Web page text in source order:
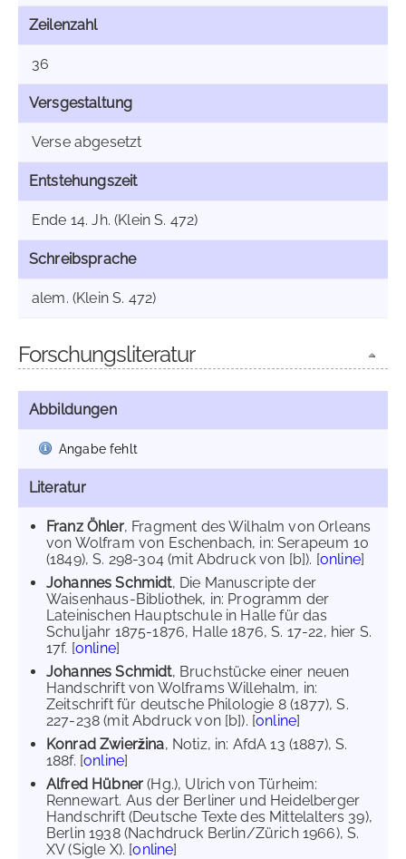
Zeilenzahl
36
Versgestaltung
Verse abgesetzt
Entstehungszeit
Ende 14. Jh. (Klein S. 472)
Schreibsprache
alem. (Klein S. 472)
Forschungsliteratur
Abbildungen
Angabe fehlt
Literatur
Franz Öhler, Fragment des Wilhalm von Orleans
von Wolfram von Eschenbach, in: Serapeum 10
(1849), S. 298-304 (mit Abdruck von [b]). [online]
Johannes Schmidt, Die Manuscripte der
Waisenhaus-Bibliothek, in: Programm der
Lateinischen Hauptschule in Halle für das
Schuljahr 1875-1876, Halle 1876, S. 17-22, hier S.
17f. [online]
Johannes Schmidt, Bruchstücke einer neuen
Handschrift von Wolframs Willehalm, in:
Zeitschrift für deutsche Philologie 8 (1877), S.
227-238 (mit Abdruck von [b]). [online]
Konrad Zwieržina, Notiz, in: AfdA 13 (1887), S.
188f. [online]
Alfred Hübner(Hg.), Ulrich von Türheim:
Rennewart. Aus der Berliner und Heidelberger
Handschrift (Deutsche Texte des Mittelalters 39),
Berlin 1938 (Nachdruck Berlin/Zürich 1966), S.
XV (Sigle X). [online]